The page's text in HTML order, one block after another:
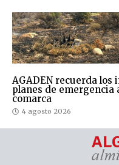
AGADEN recuerda
planes de emergencia
comarca
4 agosto 2026